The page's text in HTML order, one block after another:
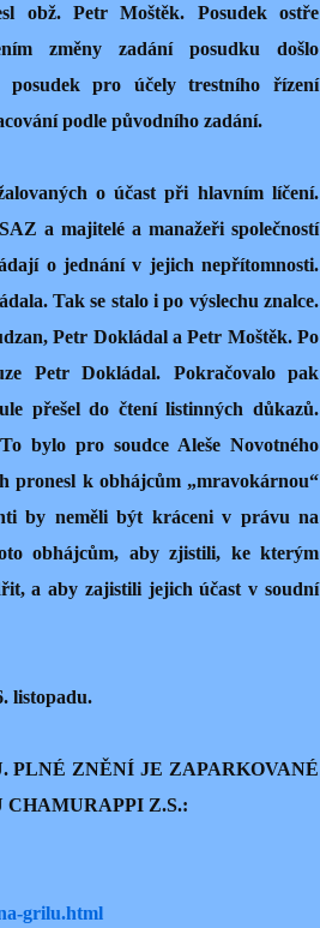
obž. Petr Moštěk. Posudek ostře
změny zadání posudku došlo
pro účely trestního řízení
podle původního zadání.
o účast při hlavním líčení.
a majitelé a manažeři společností
o jednání v jejich nepřítomnosti.
Tak se stalo i po výslechu znalce.
Petr Dokládal a Petr Moštěk. Po
Petr Dokládal. Pokračovalo pak
přešel do čtení listinných důkazů.
bylo pro soudce Aleše Novotného
pronesl k obhájcům „mravokárnou“
by neměli být kráceni v právu na
obhájcům, aby zjistili, ke kterým
a aby zajistili jejich účast v soudní
listopadu.
ZNĚNÍ JE ZAPARKOVANÉ
CHAMURAPPI Z.S.:
grilu.html